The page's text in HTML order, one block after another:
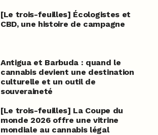
[Le trois-feuilles] Écologistes et
CBD, une histoire de campagne
Antigua et Barbuda : quand le
cannabis devient une destination
culturelle et un outil de
souveraineté
[Le trois-feuilles] La Coupe du
monde 2026 offre une vitrine
mondiale au cannabis légal